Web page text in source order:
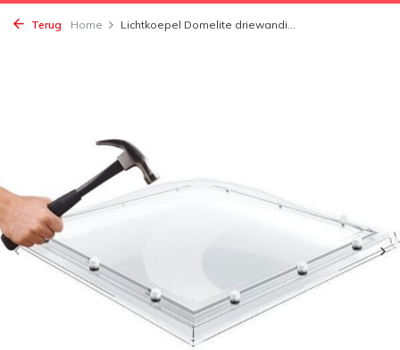
Terug Home Lichtkoepel Domelite driewandi...